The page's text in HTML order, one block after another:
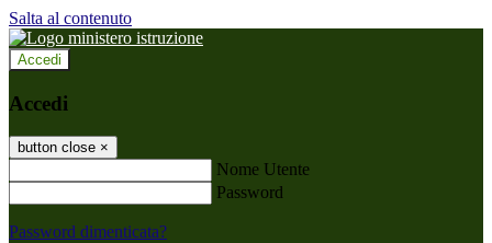
Salta al contenuto
Accedi
Accedi
button close ×
Nome Utente
Password
Password dimenticata?